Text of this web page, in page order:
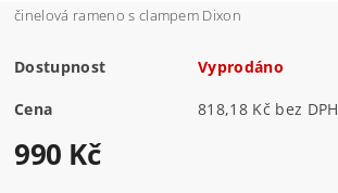
činelová rameno s clampem Dixon
Dostupnost Vyprodáno
Cena 818,18 Kč bez DPH
990 Kč